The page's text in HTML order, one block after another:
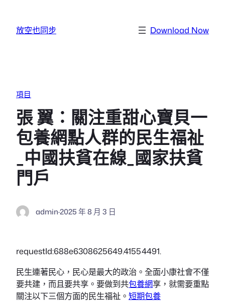
放空也同步 Download Now
項目
張 翼：關注重甜心寶貝一
包養網點人群的民生福祉
_中國扶貧在線_國家扶貧
門戶
admin·2025 年 8 月 3 日
requestId:688e6308625649.41554491.
民生連著民心，民心是最大的政治。全面小康社會不僅
要共建，而且要共享。要做到共包養網享，就需要重點
關注以下三個方面的民生福祉。 短期包養